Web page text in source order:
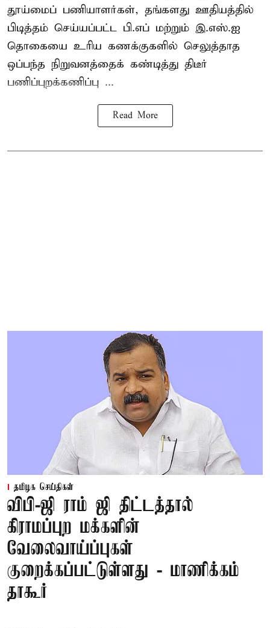
தூய்மைப் பணியாளர்கள், தங்களது ஊதியத்தில்
பிடித்தம் செய்யப்பட்ட பி.எப் மற்றும் இ.எஸ்.ஐ
தொகையை உரிய கணக்குகளில் செலுத்தாத
ஒப்பந்த நிறுவனத்தைக் கண்டித்து திடீர்
பணிப்புறக்கணிப்பு ...
Read More
தமிழக செய்திகள்
விபி-ஜி ராம் ஜி திட்டத்தால்
கிராமப்புற மக்களின்
வேலைவாய்ப்புகள்
குறைக்கப்பட்டுள்ளது - மாணிக்கம்
தாகூர்